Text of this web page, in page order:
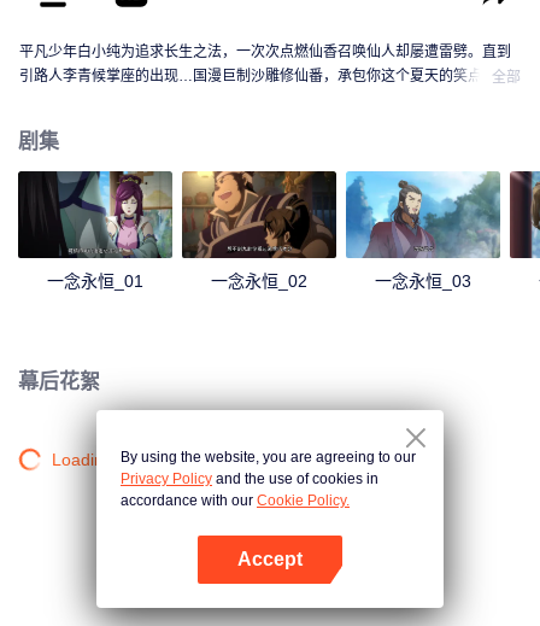
平凡少年白小纯为追求长生之法，一次次点燃仙香召唤仙人却屡遭雷劈。直到
引路人李青候掌座的出现…国漫巨制沙雕修仙番，承包你这个夏天的笑点！全部
剧集
一念永恒_01 一念永恒_02 一念永恒_03
幕后花絮
Loading…By using the website, you are agreeing to our
Privacy Policy and the use of cookies in
accordance with our Cookie Policy.
Accept